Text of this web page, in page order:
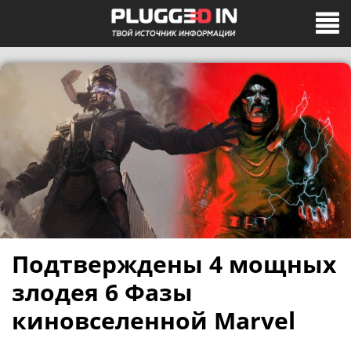
Подтверждены 4 мощных
злодея 6 Фазы
киновселенной Marvel